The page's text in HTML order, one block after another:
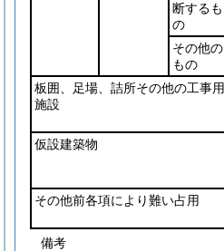
断するも
の
その他の
もの
板囲、足場、詰所その他の工事用
施設
仮設建築物
その他前各項により難い占用
備考